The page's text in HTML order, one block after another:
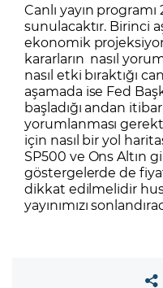
Canlı yayın
sunulacaktır. Birinci
ekonomik
kararların nasıl
nasıl etki bıraktığı
aşamada ise Fed
başladığı andan
yorumlanması
için nasıl bir yol
SP500 ve Ons Altın
göstergelerde de
dikkat edilmelidir
yayınımızı